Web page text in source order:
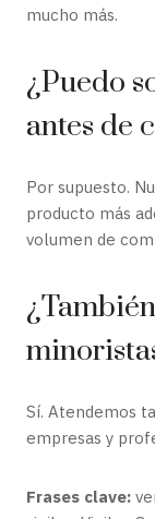
mucho más.
¿Puedo
antes de
Por supuesto.
producto más
volumen de
Sí. Atendemos
empresas y
Frases clave: